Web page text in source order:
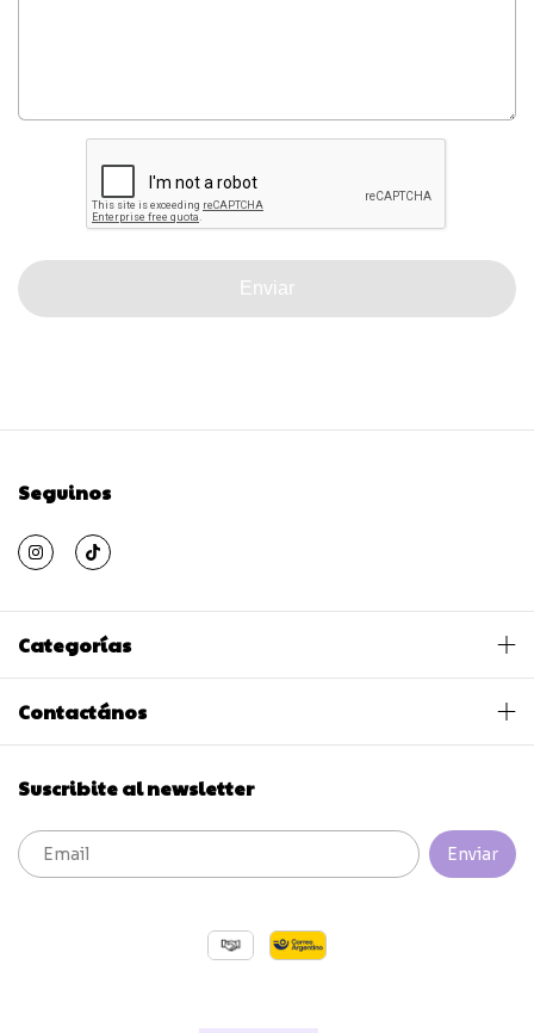
Enviar
Seguinos
Categorías
Contactános
Suscribite al newsletter